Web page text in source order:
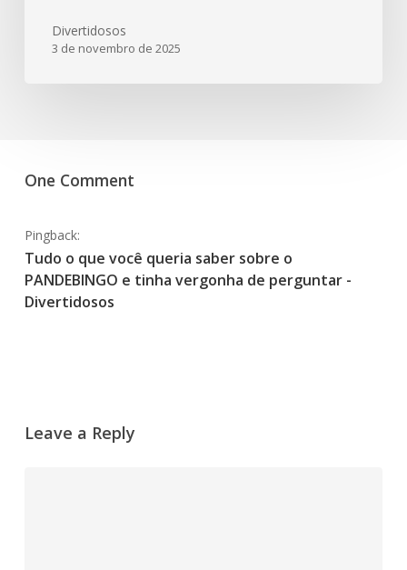
Divertidosos
3 de novembro de 2025
One Comment
Pingback:
Tudo o que você queria saber sobre o
PANDEBINGO e tinha vergonha de perguntar -
Divertidosos
Leave a Reply